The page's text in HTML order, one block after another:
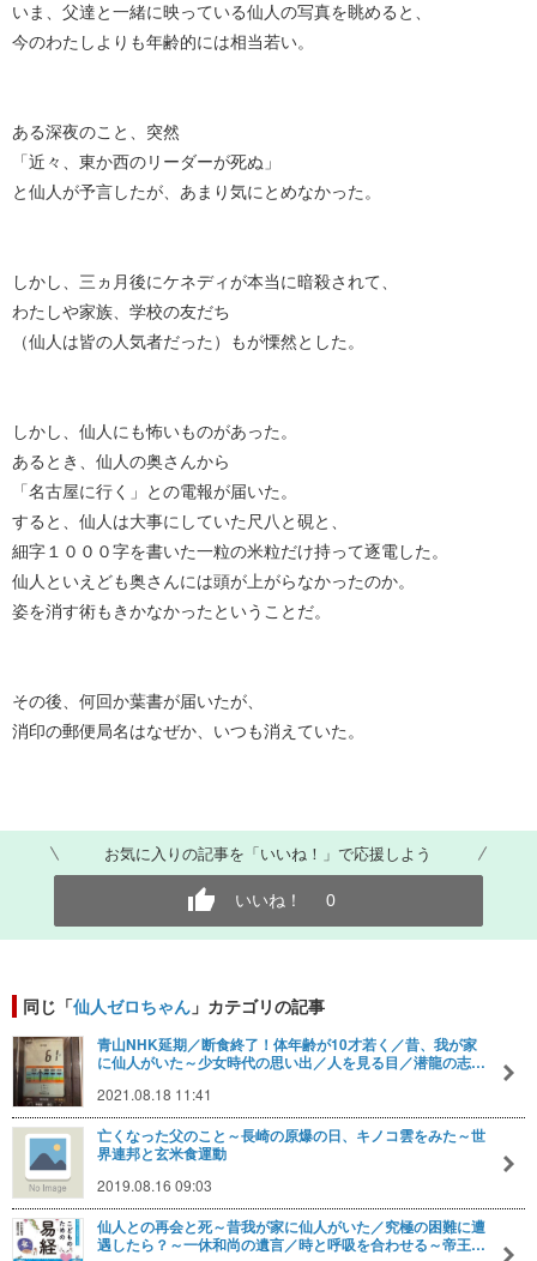
いま、父達と一緒に映っている仙人の写真を眺めると、
今のわたしよりも年齢的には相当若い。
ある深夜のこと、突然
「近々、東か西のリーダーが死ぬ」
と仙人が予言したが、あまり気にとめなかった。
しかし、三ヵ月後にケネディが本当に暗殺されて、
わたしや家族、学校の友だち
（仙人は皆の人気者だった）もが慄然とした。
しかし、仙人にも怖いものがあった。
あるとき、仙人の奥さんから
「名古屋に行く」との電報が届いた。
すると、仙人は大事にしていた尺八と硯と、
細字１０００字を書いた一粒の米粒だけ持って逐電した。
仙人といえども奥さんには頭が上がらなかったのか。
姿を消す術もきかなかったということだ。
その後、何回か葉書が届いたが、
消印の郵便局名はなぜか、いつも消えていた。
お気に入りの記事を「いいね！」で応援しよう
いいね！ 0
同じ「仙人ゼロちゃん 」カテゴリの記事
青山NHK延期／断食終了！体年齢が10才若く／昔、我が家
に仙人がいた～少女時代の思い出／人を見る目／潜龍の志…
2021.08.18 11:41
亡くなった父のこと～長崎の原爆の日、キノコ雲をみた～世
界連邦と玄米食運動
2019.08.16 09:03
仙人との再会と死～昔我が家に仙人がいた／究極の困難に遭
遇したら？～一休和尚の遺言／時と呼吸を合わせる～帝王…